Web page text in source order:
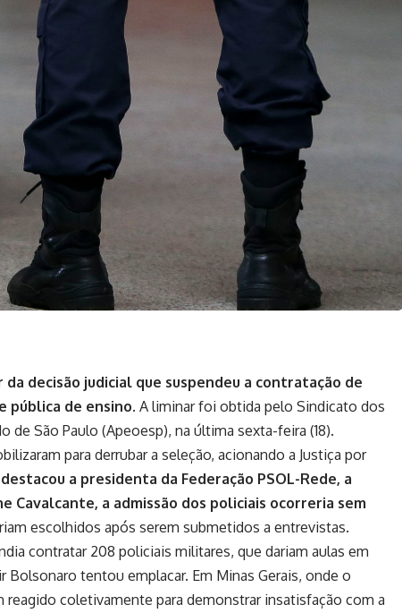
decisão judicial que suspendeu a contratação de
pública de ensino. A liminar foi obtida pelo Sindicato dos
de São Paulo (Apeoesp), na última sexta-feira (18).
para derrubar a seleção, acionando a Justiça por
a presidenta da Federação PSOL-Rede, a
Cavalcante, a admissão dos policiais ocorreria sem
escolhidos após serem submetidos a entrevistas.
contratar 208 policiais militares, que dariam aulas em
tentou emplacar. Em Minas Gerais, onde o
coletivamente para demonstrar insatisfação com a